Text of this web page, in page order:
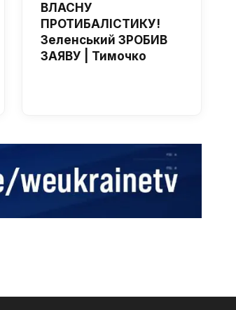
ВЛАСНУ
ПРОТИБАЛІСТИКУ!
Зеленський ЗРОБИВ
ЗАЯВУ | Тимочко